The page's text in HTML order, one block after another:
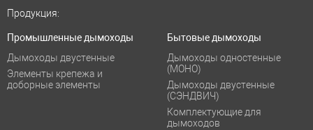
Продукция:
Промышленные дымоходы
Дымоходы двустенные
Элементы крепежа и
доборные элементы
Бытовые дымоходы
Дымоходы одностенные
(МОНО)
Дымоходы двустенные
(СЭНДВИЧ)
Комплектующие для
дымоходов